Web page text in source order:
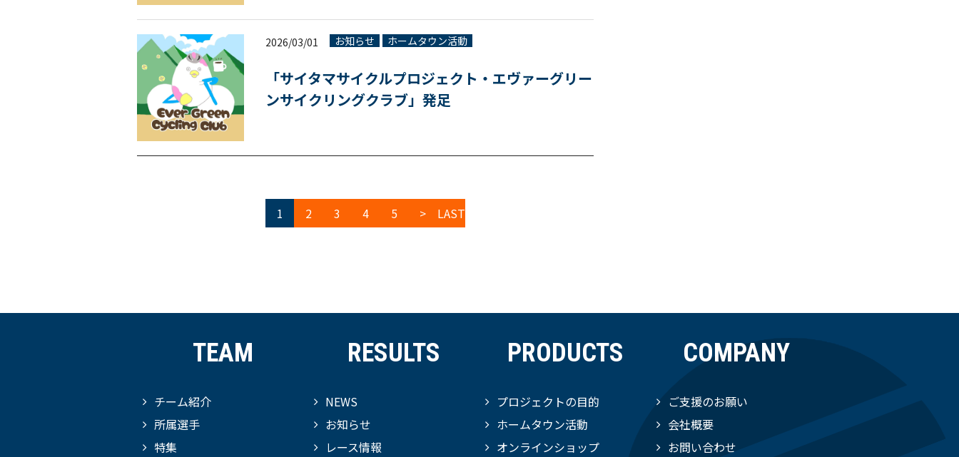
2026/03/01 お知らせ ホームタウン活動
「サイタマサイクルプロジェクト・エヴァーグリー
ンサイクリングクラブ」発足
1 2 3 4 5 > LAST
TEAM
チーム紹介
所属選手
特集
RESULTS
NEWS
お知らせ
レース情報
PRODUCTS
プロジェクトの目的
ホームタウン活動
オンラインショップ
COMPANY
ご支援のお願い
会社概要
お問い合わせ